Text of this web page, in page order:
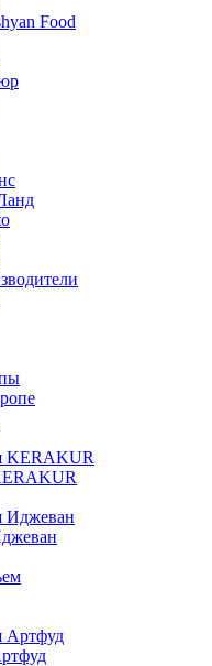
Food
KERAKUR
Иджеван
Артфуд